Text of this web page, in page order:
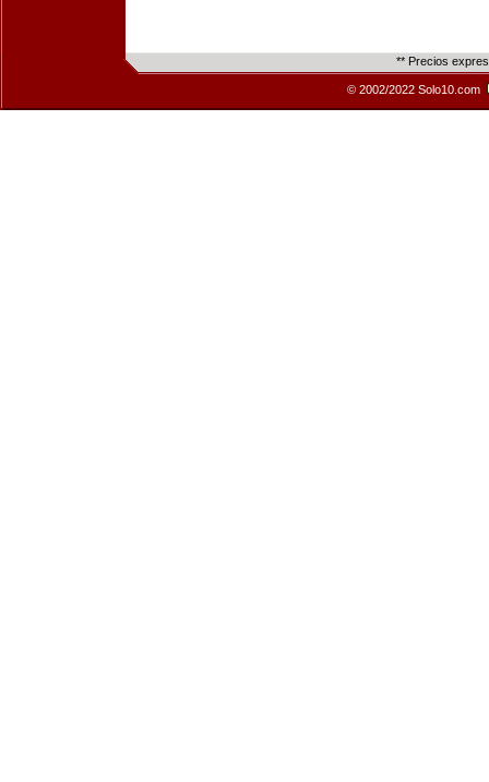
** Precios
© 2002/2022 Solo10.com